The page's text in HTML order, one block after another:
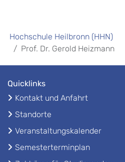
Hochschule Heilbronn (HHN)
Prof. Dr. Gerold Heizmann
Quicklinks
Kontakt und Anfahrt
Standorte
Veranstaltungskalender
Semesterterminplan